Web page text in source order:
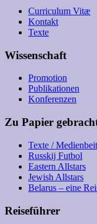
Curriculum Vitæ
Kontakt
Texte
Wissenschaft
Promotion
Publikationen
Konferenzen
Zu Papier
Texte /
Russkij Futbol
Eastern Allstars
Jewish Allstars
Belarus – eine
Reiseführer